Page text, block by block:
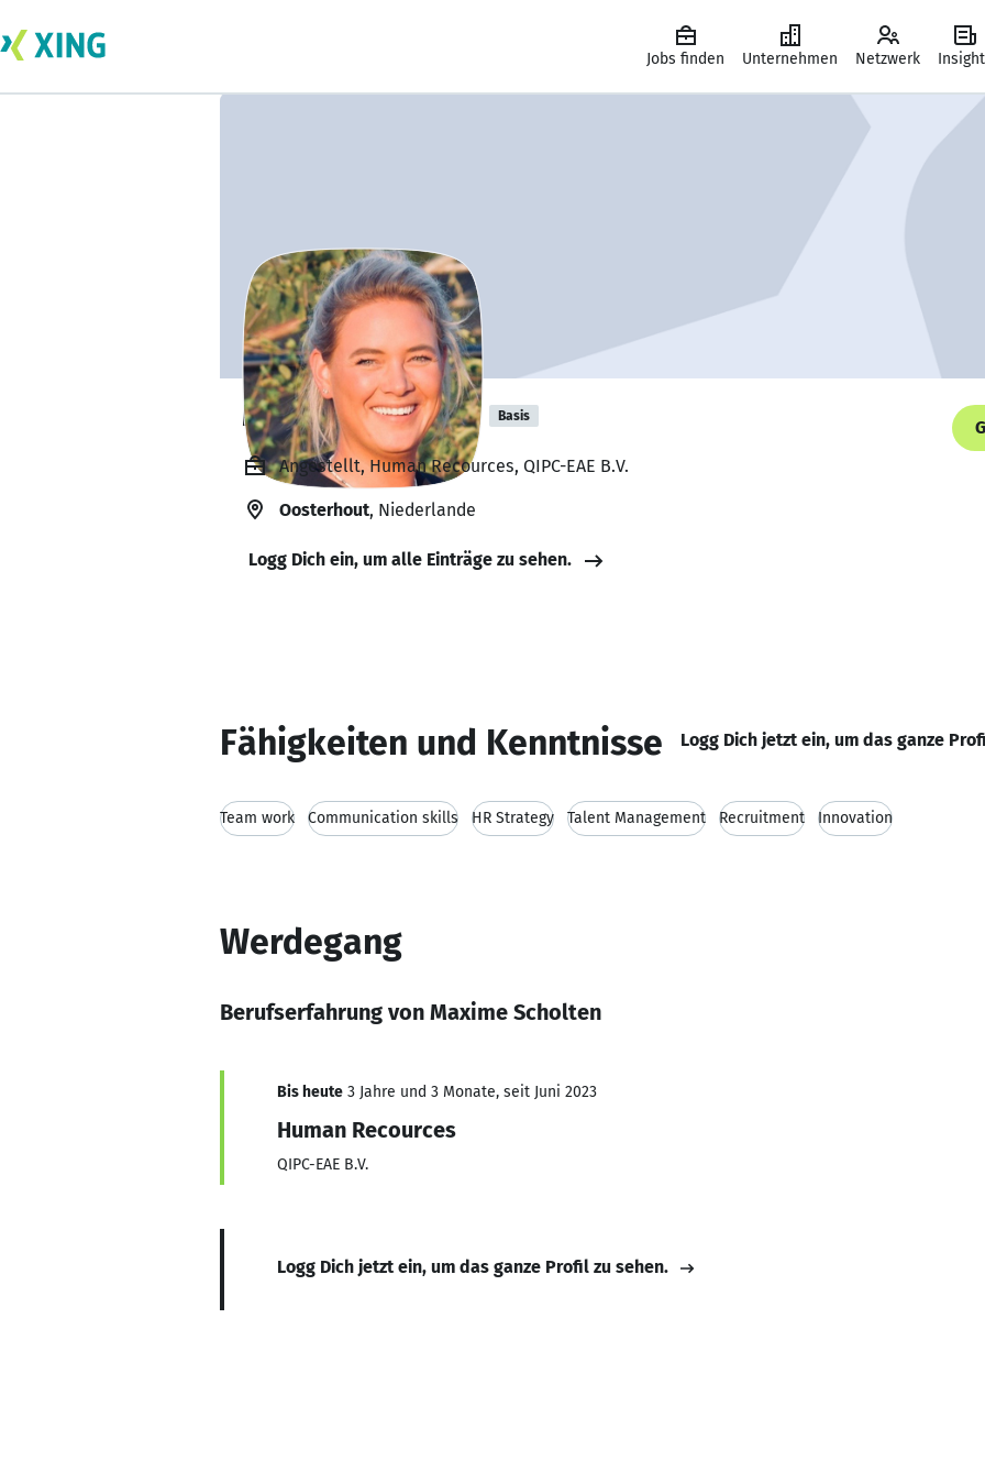
Jobs finden Unternehmen Netzwerk
Maxime Scholten Basis
Angestellt, Human Recources, QIPC-EAE B.V.
Oosterhout, Niederlande
Logg Dich ein, um alle Einträge zu sehen.
Fähigkeiten und Kenntnisse Logg Dich jetzt ein, um das ganze
Team work Communication skills HR Strategy Talent Management Recruitment Innovation
Werdegang
Berufserfahrung von Maxime Scholten
Bis heute 3 Jahre und 3 Monate, seit Juni 2023
Human Recources
QIPC-EAE B.V.
Logg Dich jetzt ein, um das ganze Profil zu sehen.